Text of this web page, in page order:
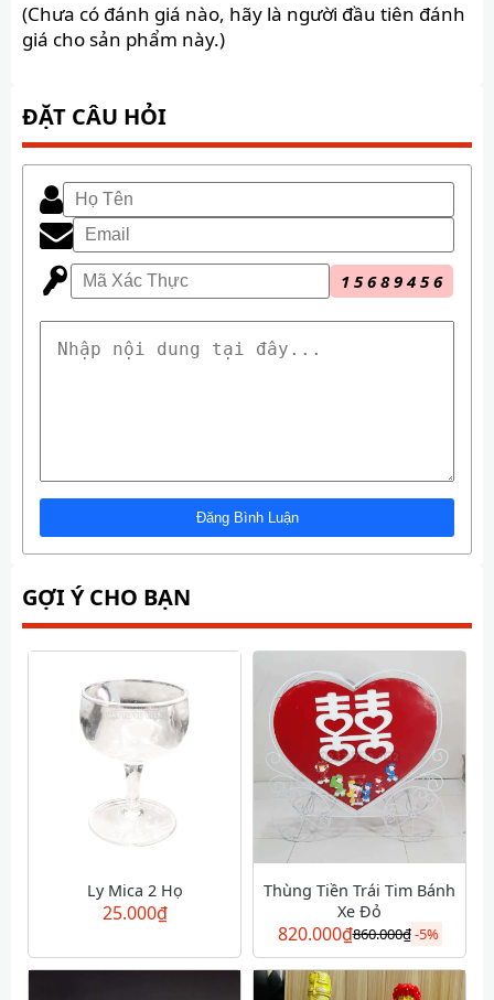
(Chưa có đánh giá nào, hãy là người đầu tiên đánh
giá cho sản phẩm này.)
ĐẶT CÂU HỎI
1 5 6 8 9 4 5 6
GỢI Ý CHO BẠN
Ly Mica 2 Họ
25.000₫
Thùng Tiền Trái Tim Bánh
Xe Đỏ
820.000₫860.000₫-5%